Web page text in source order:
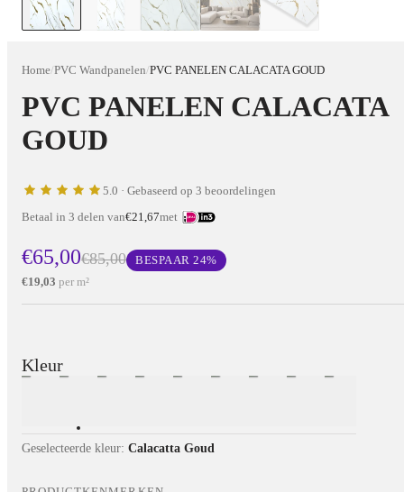
Home/PVC Wandpanelen/PVC PANELEN CALACATA GOUD
PVC PANELEN CALACATA
GOUD
5.0 · Gebaseerd op 3 beoordelingen
Betaal in 3 delen van€21,67met
€65,00€85,00 BESPAAR24%
€19,03 per m²
Kleur
Geselecteerde kleur: Calacatta Goud